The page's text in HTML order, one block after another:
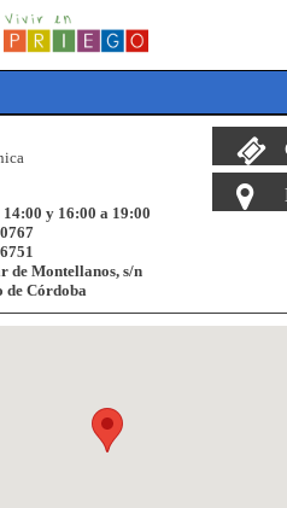
14:00 y 16:00 a 19:00
de Montellanos, s/n
de Córdoba